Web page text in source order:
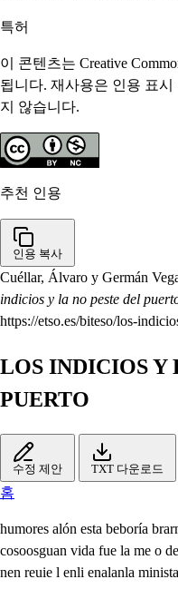
특허
이 콘텐츠는 Creative
됩니다. 재사용은 인용 표
지 않습니다.
추천 인용
인용 복사
Cuéllar, Álvaro y Germán
indicios y la no peste del
https://etso.es/biteso/los-
LOS INDICIOS Y
PUERTO
수정 제안 TXT 다운로드
홈
humores alón esta beboría
cosoosguan vida fue la me o
nen reuie l enli enalanla